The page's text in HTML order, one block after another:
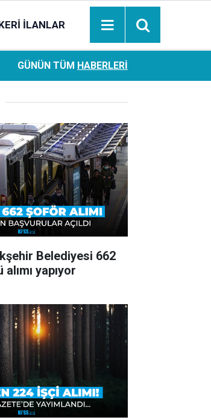
İLANLAR
Ziraat Bankası başvuran emeklilere hemen ödeme
hesaplara geçiyor
GÜNÜN TÜM HABERLERI
Belediyesi 662
yapıyor